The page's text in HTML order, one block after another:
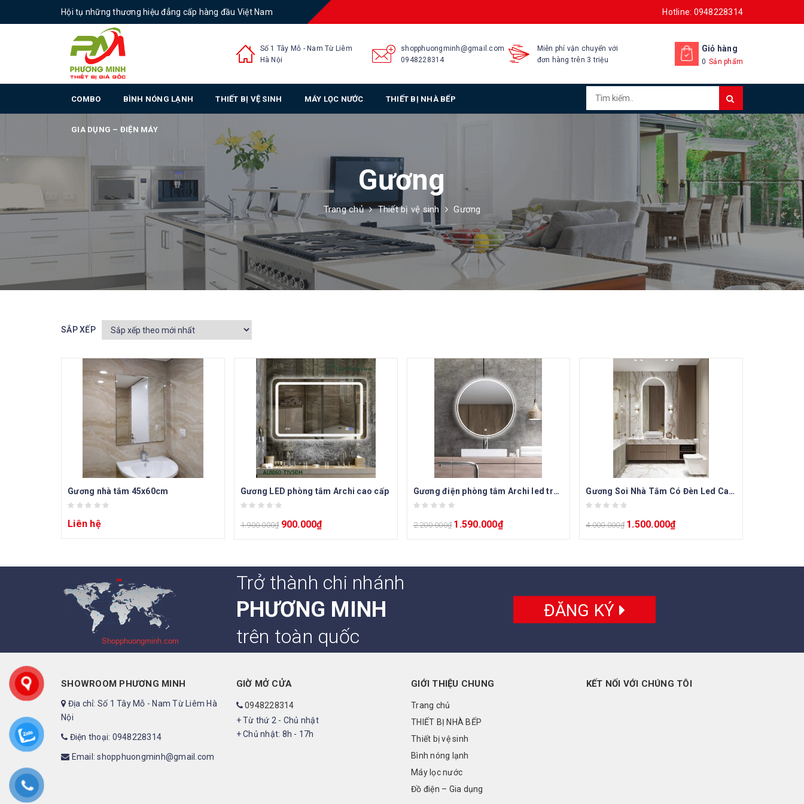
Hội tụ những thương hiệu đẳng cấp hàng đầu Việt Nam Hotline: 0948228314
Số 1 Tây Mỗ - Nam Từ Liêm
Hà Nội
shopphuongminh@gmail.com
0948228314
Miễn phí vận chuyển với
đơn hàng trên 3 triệu
Giỏ hàng
0 Sản phẩm
COMBO BÌNH NÓNG LẠNH THIẾT BỊ VỆ SINH MÁY LỌC NƯỚC THIẾT BỊ NHÀ BẾP
GIA DỤNG – ĐIỆN MÁY
Gương
Trang chủ Thiết bị vệ sinh Gương
SẮP XẾP
Gương nhà tắm 45x60cm
Liên hệ
Gương LED phòng tắm Archi cao cấp
1.900.000₫ 900.000₫
Gương điện phòng tắm Archi led tròn ALD50-3M1V
2.200.000₫ 1.590.000₫
Gương Soi Nhà Tắm Có Đèn Led Cao Cấp AL60160-TH
4.000.000₫ 1.500.000₫
Trở thành chi nhánh
PHƯƠNG MINH
trên toàn quốc
ĐĂNG KÝ
SHOWROOM PHƯƠNG MINH
Địa chỉ: Số 1 Tây Mỗ - Nam Từ Liêm Hà
Nội
Điện thoại: 0948228314
Email: shopphuongminh@gmail.com
GIỜ MỞ CỬA
0948228314
+ Từ thứ 2 - Chủ nhật
+ Chủ nhật: 8h - 17h
GIỚI THIỆU CHUNG
Trang chủ
THIẾT BỊ NHÀ BẾP
Thiết bị vệ sinh
Bình nóng lạnh
Máy lọc nước
Đồ điện – Gia dụng
KẾT NỐI VỚI CHÚNG TÔI